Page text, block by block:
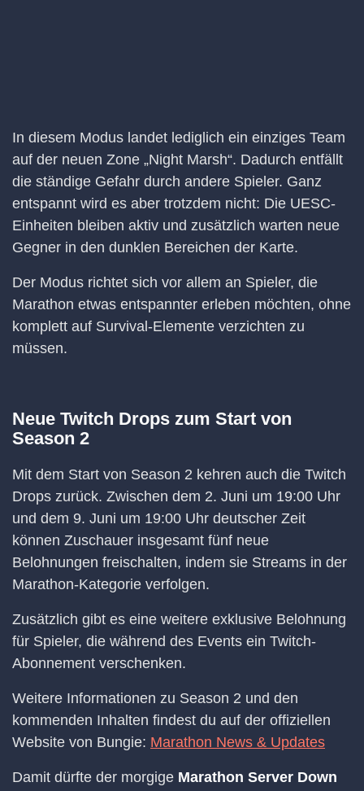
In diesem Modus landet lediglich ein einziges Team
auf der neuen Zone „Night Marsh“. Dadurch entfällt
die ständige Gefahr durch andere Spieler. Ganz
entspannt wird es aber trotzdem nicht: Die UESC-
Einheiten bleiben aktiv und zusätzlich warten neue
Gegner in den dunklen Bereichen der Karte.
Der Modus richtet sich vor allem an Spieler, die
Marathon etwas entspannter erleben möchten, ohne
komplett auf Survival-Elemente verzichten zu
müssen.
Neue Twitch Drops zum Start von
Season 2
Mit dem Start von Season 2 kehren auch die Twitch
Drops zurück. Zwischen dem 2. Juni um 19:00 Uhr
und dem 9. Juni um 19:00 Uhr deutscher Zeit
können Zuschauer insgesamt fünf neue
Belohnungen freischalten, indem sie Streams in der
Marathon-Kategorie verfolgen.
Zusätzlich gibt es eine weitere exklusive Belohnung
für Spieler, die während des Events ein Twitch-
Abonnement verschenken.
Weitere Informationen zu Season 2 und den
kommenden Inhalten findest du auf der offiziellen
Website von Bungie: Marathon News & Updates
Damit dürfte der morgige Marathon Server Down